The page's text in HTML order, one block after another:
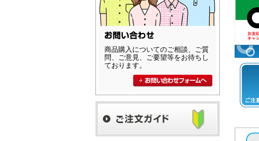
商品購入についてのご相談、ご質
問、ご意見、ご要望等をお待ちし
ております。